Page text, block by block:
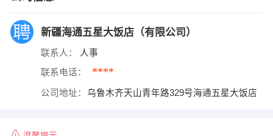
新疆海通五星大饭店（有限公司）
联系人： 人事
联系电话： ****
公司地址： 乌鲁木齐天山青年路329号海通五星大饭店